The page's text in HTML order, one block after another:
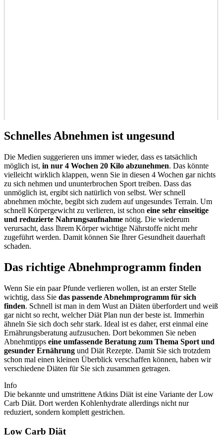
Schnelles Abnehmen ist ungesund
Die Medien suggerieren uns immer wieder, dass es tatsächlich
möglich ist, in nur 4 Wochen 20 Kilo abzunehmen. Das könnte
vielleicht wirklich klappen, wenn Sie in diesen 4 Wochen gar nichts
zu sich nehmen und ununterbrochen Sport treiben. Dass das
unmöglich ist, ergibt sich natürlich von selbst. Wer schnell
abnehmen möchte, begibt sich zudem auf ungesundes Terrain. Um
schnell Körpergewicht zu verlieren, ist schon eine sehr einseitige
und reduzierte Nahrungsaufnahme nötig. Die wiederum
verursacht, dass Ihrem Körper wichtige Nährstoffe nicht mehr
zugeführt werden. Damit können Sie Ihrer Gesundheit dauerhaft
schaden.
Das richtige Abnehmprogramm finden
Wenn Sie ein paar Pfunde verlieren wollen, ist an erster Stelle
wichtig, dass Sie das passende Abnehmprogramm für sich
finden. Schnell ist man in dem Wust an Diäten überfordert und weiß
gar nicht so recht, welcher Diät Plan nun der beste ist. Immerhin
ähneln Sie sich doch sehr stark. Ideal ist es daher, erst einmal eine
Ernährungsberatung aufzusuchen. Dort bekommen Sie neben
Abnehmtipps eine umfassende Beratung zum Thema Sport und
gesunder Ernährung und Diät Rezepte. Damit Sie sich trotzdem
schon mal einen kleinen Überblick verschaffen können, haben wir
verschiedene Diäten für Sie sich zusammen getragen.
Info
Die bekannte und umstrittene Atkins Diät ist eine Variante der Low
Carb Diät. Dort werden Kohlenhydrate allerdings nicht nur
reduziert, sondern komplett gestrichen.
Low Carb Diät